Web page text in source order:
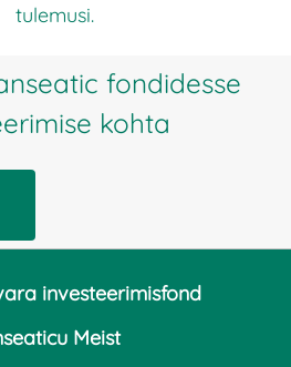
tulemusi.
fondidesse
kohta
investeerimisfond
Meist